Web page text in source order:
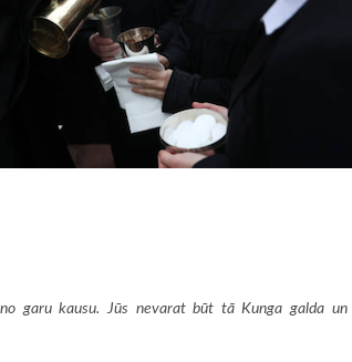
garu kausu. Jūs nevarat būt tā Kunga galda un